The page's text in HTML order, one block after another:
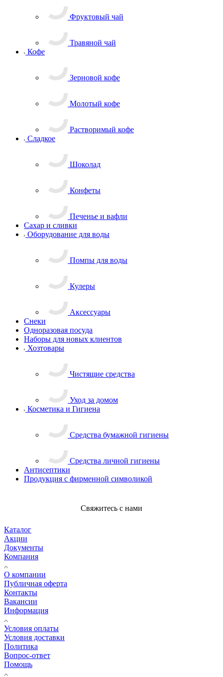
Фруктовый чай
Травяной чай
Кофе
Зерновой кофе
Молотый кофе
Растворимый кофе
Сладкое
Шоколад
Конфеты
Печенье и вафли
Сахар и сливки
Оборудование для воды
Помпы для воды
Кулеры
Аксессуары
Снеки
Одноразовая посуда
Наборы для новых клиентов
Хозтовары
Чистящие средства
Уход за домом
Косметика и Гигиена
Средства бумажной гигиены
Средства личной гигиены
Антисептики
Продукция с фирменной символикой
Свяжитесь с нами
Каталог
Акции
Документы
Компания
О компании
Публичная оферта
Контакты
Вакансии
Информация
Условия оплаты
Условия доставки
Политика
Вопрос-ответ
Помощь